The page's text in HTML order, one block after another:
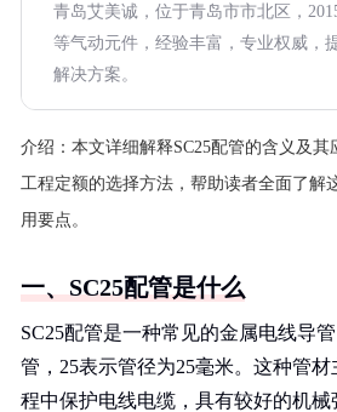
青岛艾美诚，位于青岛市市北区，
等气动元件，经验丰富，专业权威，
解决方案。
介绍： 本文详细解释SC25配管的含义及
工程定额的选择方法，帮助读者全面了解
用要点。
一、SC25配管是什么
SC25配管是一种常见的金属电线导
管，25表示管径为25毫米。这种管
程中保护电线电缆，具有较好的机械